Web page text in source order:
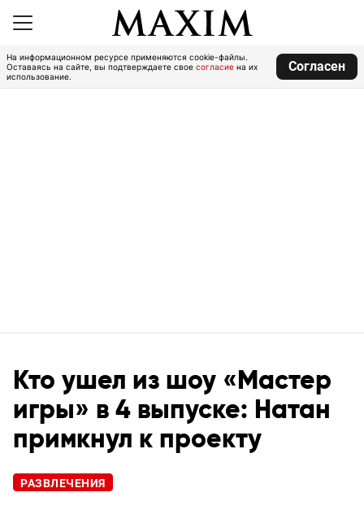
На информационном ресурсе применяются cookie-файлы.
Оставаясь на сайте, вы подтверждаете свое согласие на их
использование.
Согласен
Кто ушел из шоу «Мастер
игры» в 4 выпуске: Натан
примкнул к проекту
РАЗВЛЕЧЕНИЯ